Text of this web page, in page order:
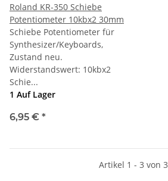
Roland KR-350 Schiebe
Potentiometer 10kbx2 30mm
Schiebe Potentiometer für
Synthesizer/Keyboards,
Zustand neu.
Widerstandswert: 10kbx2
Schie...
1 Auf Lager
6,95 € *
Artikel 1 - 3 von 3